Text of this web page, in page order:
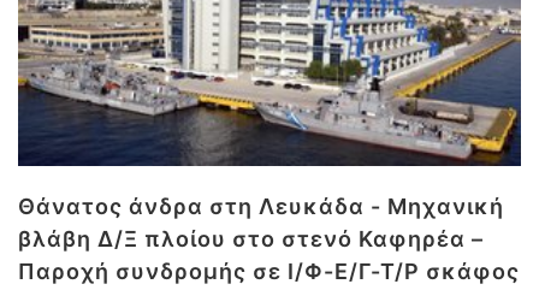
Θάνατος άνδρα στη Λευκάδα - Μηχανική
βλάβη Δ/Ξ πλοίου στο στενό Καφηρέα –
Παροχή συνδρομής σε Ι/Φ-Ε/Γ-Τ/Ρ σκάφος